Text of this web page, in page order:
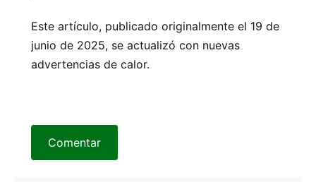
Este artículo, publicado originalmente el 19 de
junio de 2025, se actualizó con nuevas
advertencias de calor.
Comentar